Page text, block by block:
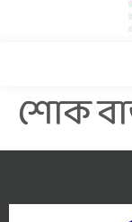
শোক